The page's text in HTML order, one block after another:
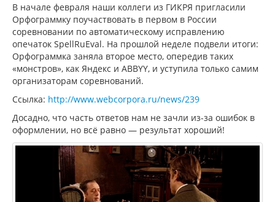
В начале февраля наши коллеги из ГИКРЯ пригласили
Орфограммку поучаствовать в первом в России
соревновании по автоматическому исправлению
опечаток SpellRuEval. На прошлой неделе подвели итоги:
Орфограммка заняла второе место, опередив таких
«монстров», как Яндекс и ABBYY, и уступила только самим
организаторам соревнований.
Ссылка: http://www.webcorpora.ru/news/239
Досадно, что часть ответов нам не зачли из-за ошибок в
оформлении, но всё равно — результат хороший!